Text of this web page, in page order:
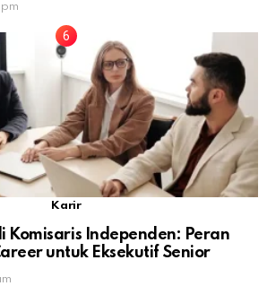
Karir
Komisaris Independen: Peran
untuk Eksekutif Senior